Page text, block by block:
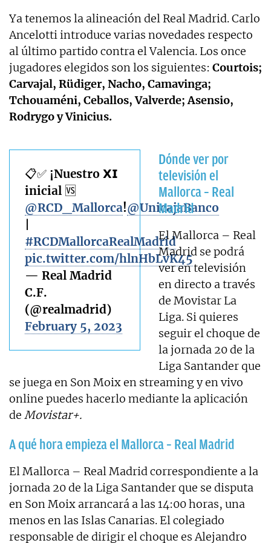
Ya tenemos la alineación del Real Madrid. Carlo
Ancelotti introduce varias novedades respecto
al último partido contra el Valencia. Los once
jugadores elegidos son los siguientes: Courtois;
Carvajal, Rüdiger, Nacho, Camavinga;
Tchouaméni, Ceballos, Valverde; Asensio,
Rodrygo y Vinicius.
📋✅ ¡Nuestro 𝗫𝗜
inicial 🆚
@RCD_Mallorca!@UnicajaBanco
#RCDMallorcaRealMadrid
pic.twitter.com/hlnHbLvK45
— Real Madrid
C.F.
(@realmadrid)
February 5, 2023
Dónde ver por
televisión el
Mallorca – Real
Madrid
El Mallorca – Real
Madrid se podrá
ver en televisión
en directo a través
de Movistar La
Liga. Si quieres
seguir el choque de
la jornada 20 de la
Liga Santander que
se juega en Son Moix en streaming y en vivo
online puedes hacerlo mediante la aplicación
de Movistar+.
A qué hora empieza el Mallorca – Real Madrid
El Mallorca – Real Madrid correspondiente a la
jornada 20 de la Liga Santander que se disputa
en Son Moix arrancará a las 14:00 horas, una
menos en las Islas Canarias. El colegiado
responsable de dirigir el choque es Alejandro